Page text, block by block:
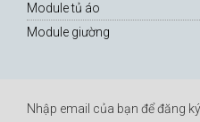
Module tủ áo
Module giường
Nhập email của bạn để đăng